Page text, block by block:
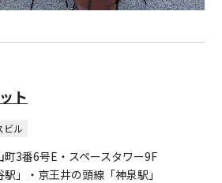
ト
ビル
町3番6号E・スペースタワー9F
駅」・京王井の頭線「神泉駅」